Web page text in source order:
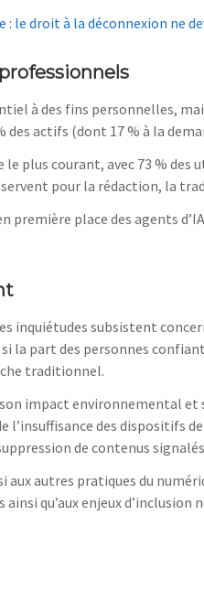
: le droit à la déconnexion ne
à des fins personnelles,
des actifs (dont 17 % à la
le plus courant, avec 73 %
servent pour la rédaction, la
première place des agents
inquiétudes subsistent
la part des personnes
traditionnel.
son impact environnemental
des dispositifs
de contenus
aux autres pratiques du
qu’aux enjeux d’inclusion